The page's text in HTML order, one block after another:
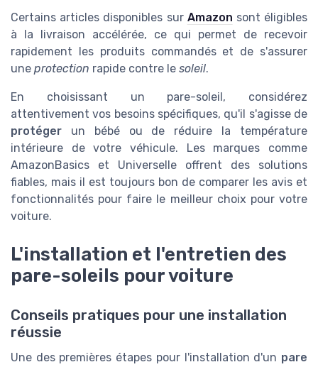
Certains articles disponibles sur Amazon sont éligibles
à la livraison accélérée, ce qui permet de recevoir
rapidement les produits commandés et de s'assurer
une protection rapide contre le soleil.
En choisissant un pare-soleil, considérez
attentivement vos besoins spécifiques, qu'il s'agisse de
protéger un bébé ou de réduire la température
intérieure de votre véhicule. Les marques comme
AmazonBasics et Universelle offrent des solutions
fiables, mais il est toujours bon de comparer les avis et
fonctionnalités pour faire le meilleur choix pour votre
voiture.
L'installation et l'entretien des
pare-soleils pour voiture
Conseils pratiques pour une installation
réussie
Une des premières étapes pour l'installation d'un pare